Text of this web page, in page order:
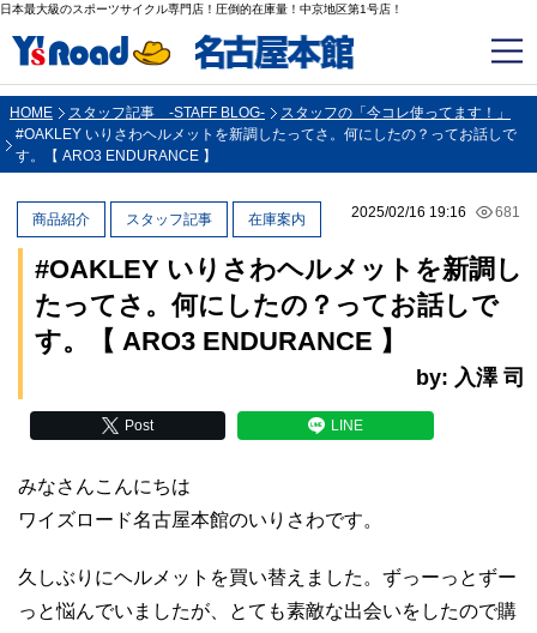
日本最大級のスポーツサイクル専門店！圧倒的在庫量！中京地区第1号店！
HOME スタッフ記事 -STAFF BLOG-
スタッフの「今コレ使ってます！」
#OAKLEY いりさわヘルメットを新調したってさ。何にしたの？ってお話しで
す。【 ARO3 ENDURANCE 】
2025/02/16 19:16 681
商品紹介 スタッフ記事 在庫案内
#OAKLEY いりさわヘルメットを新調し
たってさ。何にしたの？ってお話しで
す。【 ARO3 ENDURANCE 】
by: 入澤 司
Post LINE
みなさんこんにちは
ワイズロード名古屋本館のいりさわです。
久しぶりにヘルメットを買い替えました。ずっーっとずー
っと悩んでいましたが、とても素敵な出会いをしたので購